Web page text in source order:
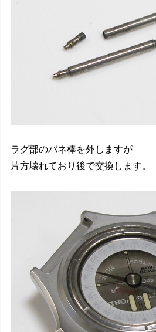
ラグ部のバネ棒を外しますが
片方壊れており後で交換します。